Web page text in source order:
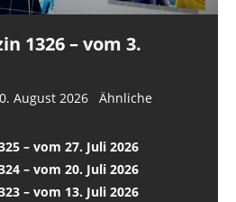
1326 – vom 3.
August 2026 Ähnliche
– vom 27. Juli 2026
– vom 20. Juli 2026
– vom 13. Juli 2026